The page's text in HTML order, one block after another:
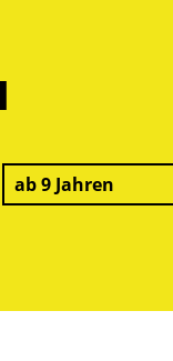
ab 9 Jahren